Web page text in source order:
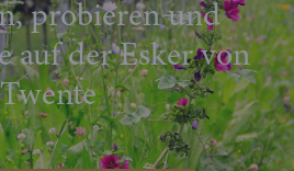
probieren und
auf der Esker von
Twente